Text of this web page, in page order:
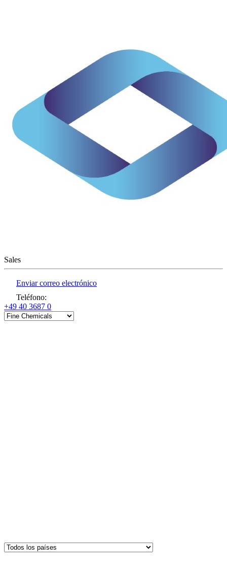
Sales
Enviar correo electrónico
Teléfono:
+49 40 3687 0